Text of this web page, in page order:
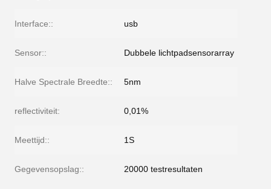
Interface:: usb
Sensor:: Dubbele lichtpadsensorarray
Halve Spectrale Breedte:: 5nm
reflectiviteit: 0,01%
Meettijd:: 1S
Gegevensopslag:: 20000 testresultaten